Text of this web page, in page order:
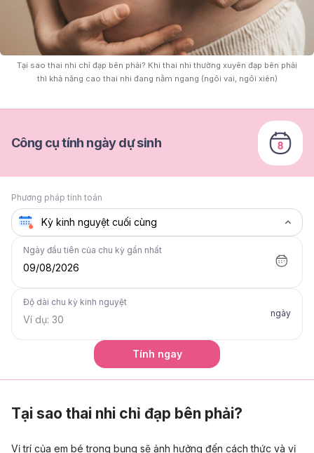
Tại sao thai nhi chỉ đạp bên phải? Khi thai nhi thường xuyên đạp bên phải
thì khả năng cao thai nhi đang nằm ngang (ngôi vai, ngôi xiên)
Công cụ tính ngày dự sinh
Phương pháp tính toán
Ngày đầu tiên của chu kỳ gần nhất
09/08/2026
Độ dài chu kỳ kinh nguyệt
ngày
Tính ngay
Tại sao thai nhi chỉ đạp bên phải?
Vị trí của em bé trong bụng sẽ ảnh hưởng đến cách thức và vị